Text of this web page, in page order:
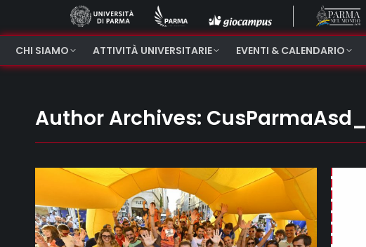
CHI SIAMO ATTIVITÀ UNIVERSITARIE EVENTI & CALENDARIO
Author Archives: CusParmaAsd_